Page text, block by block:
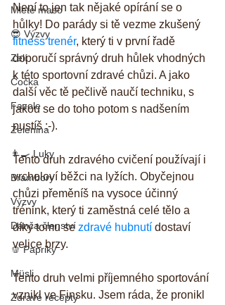
Mleté maso
😎 Výzvy
Zelí
Čočka
Fazole
Zelenina
👨‍🍳 Luky
Brambory
Výzvy
Danča členství
🫑 Papriky
Müsli
Zdravé recepty
Není to jen tak nějaké opírání se o
hůlky! Do parády si tě vezme zkušený
fitness trenér, který ti v první řadě
doporučí správný druh hůlek vhodných
k této sportovní zdravé chůzi. A jako
další věc tě pečlivě naučí techniku, s
jakou se do toho potom s nadšením
pustíš :-).
Tento druh zdravého cvičení používají i
vrcholoví běžci na lyžích. Obyčejnou
chůzi přeměníš na vysoce účinný
trénink, který ti zaměstná celé tělo a
díky tomu se zdravé hubnutí dostaví
velice brzy.
Tento druh velmi příjemného sportování
vznikl ve Finsku. Jsem ráda, že pronikl